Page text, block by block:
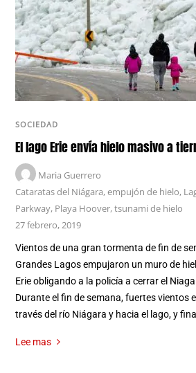
SOCIEDAD
El lago Erie envía hielo masivo a
Maria Guerrero
Cataratas del Niágara,empujón de hielo,
Parkway, Playa Hoover,tsunami de hielo
27 febrero, 2019
Vientos de una gran tormenta de fin de
Grandes Lagos empujaron un muro de
Erie obligando a la policía a cerrar el
Durante el fin de semana, fuertes vientos
través del río Niágara y hacia el lago, y
Lee mas